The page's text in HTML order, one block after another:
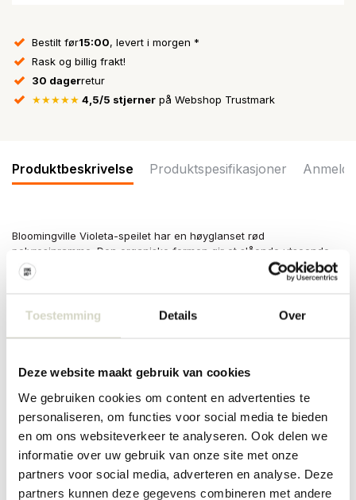
Toestemming Details Over
Deze website maakt gebruik van cookies
We gebruiken cookies om content en advertenties te
personaliseren, om functies voor social media te bieden
en om ons websiteverkeer te analyseren. Ook delen we
informatie over uw gebruik van onze site met onze
partners voor social media, adverteren en analyse. Deze
partners kunnen deze gegevens combineren met andere
Bestilt før15:00, levert i morgen *
Rask og billig frakt!
30 dagerretur
★★★★★ 4,5/5 stjerner på Webshop Trustmark
Produktbeskrivelse Produktspesifikasjoner
Bloomingville Violeta-speilet har en høyglanset rød
polyresinramme. Den organiske formen gir et slående utseende,
og veggspeilet kan henges både vertikalt og horisontalt. Mål
47x61,5x7 cm
Mål: lengde 46 x høyde 61,5 x bredde 7 cm
Materiale: glass, polyresin
Farge: rød
PRODUKTSPESIFIKASJONER
Varenummer 82065147
SKU 82065147
5711173350377